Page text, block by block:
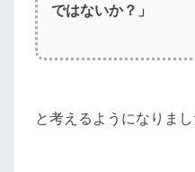
ではないか？」
と考えるようになりまし